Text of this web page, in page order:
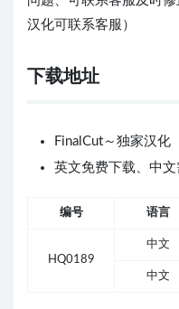
汉化可联系客服）
下载地址
FinalCut～独家汉化
英文免费下载、中
编号 语言
HQ0189
中文
中文